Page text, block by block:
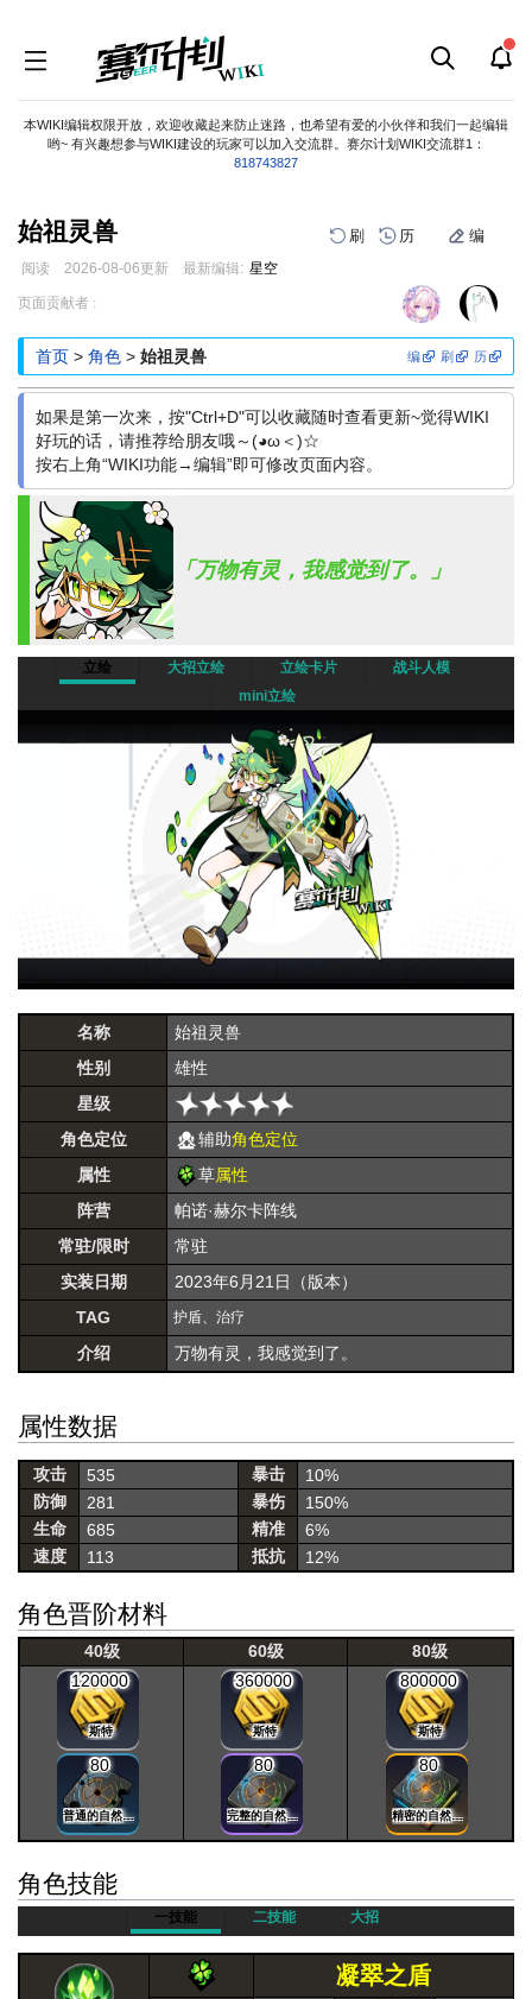
本WIKI编辑权限开放，欢迎收藏起来防止迷路，也希望有爱的小伙伴和我们一起编辑
哟~ 有兴趣想参与WIKI建设的玩家可以加入交流群。赛尔计划WIKI交流群1：
818743827
始祖灵兽 刷 历 编
阅读 2026-08-06更新 最新编辑: 星空
跳
导
跳
搜
页面贡献者 :
编 刷 历
首页 > 角色 > 始祖灵兽
如果是第一次来，按"Ctrl+D"可以收藏随时查看更新~觉得WIKI
好玩的话，请推荐给朋友哦～(◕ω＜)☆
按右上角“WIKI功能→编辑”即可修改页面内容。
「万物有灵，我感觉到了。」
立绘 大招立绘 立绘卡片
战斗人模
mini立绘
名称
始祖灵兽
性别
雄性
星级
角色定位
辅助角色定位
属性
草属性
阵营
帕诺·赫尔卡阵线
常驻/限时
常驻
实装日期
2023年6月21日（版本）
TAG
护盾、治疗
介绍 万物有灵，我感觉到了。
属性数据
攻击 535 暴击
10%
防御
281 暴伤
150%
生命
685 精准
6%
速度
113 抵抗 12%
角色晋阶材料
40级 60级
80级
120000
斯特
80
普通的自然晶片
360000
斯特
80
完整的自然晶片
800000
斯特
80
精密的自然晶片
角色技能
一技能 二技能 大招
凝翠之盾